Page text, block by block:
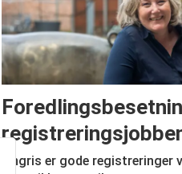
I Ingris er gode registreringer